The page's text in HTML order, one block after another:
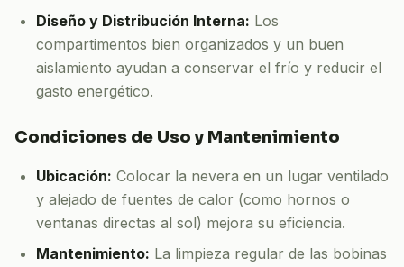
Diseño y Distribución Interna: Los
compartimentos bien organizados y un buen
aislamiento ayudan a conservar el frío y reducir el
gasto energético.
Condiciones de Uso y Mantenimiento
Ubicación: Colocar la nevera en un lugar ventilado
y alejado de fuentes de calor (como hornos o
ventanas directas al sol) mejora su eficiencia.
Mantenimiento: La limpieza regular de las bobinas